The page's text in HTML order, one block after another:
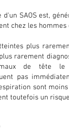
SAOS est,
chez les hommes
plus
rarement
de tête le
pas
sont
toutefois un